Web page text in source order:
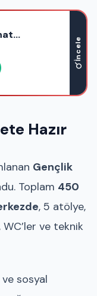
İncele
Hazır
Gençlik
Toplam 450
, 5 atölye,
ve teknik
sosyal